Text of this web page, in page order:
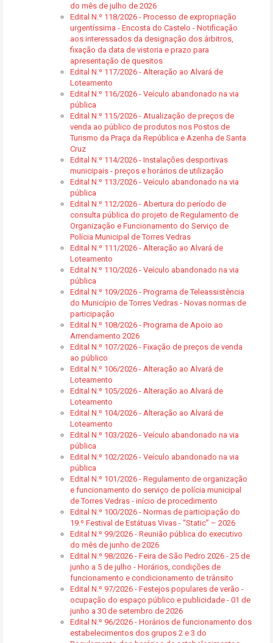
do mês de julho de 2026
Edital N.º 118/2026 - Processo de expropriação
urgentíssima - Encosta do Castelo - Notificação
aos interessados da designação dos árbitros,
fixação da data de vistoria e prazo para
apresentação de quesitos
Edital N.º 117/2026 - Alteração ao Alvará de
Loteamento
Edital N.º 116/2026 - Veículo abandonado na via
pública
Edital N.º 115/2026 - Atualização de preços de
venda ao público de produtos nos Postos de
Turismo da Praça da República e Azenha de Santa
Cruz
Edital N.º 114/2026 - Instalações desportivas
municipais - preços e horários de utilização
Edital N.º 113/2026 - Veículo abandonado na via
pública
Edital N.º 112/2026 - Abertura do período de
consulta pública do projeto de Regulamento de
Organização e Funcionamento do Serviço de
Polícia Municipal de Torres Vedras
Edital N.º 111/2026 - Alteração ao Alvará de
Loteamento
Edital N.º 110/2026 - Veículo abandonado na via
pública
Edital N.º 109/2026 - Programa de Teleassistência
do Município de Torres Vedras - Novas normas de
participação
Edital N.º 108/2026 - Programa de Apoio ao
Arrendamento 2026
Edital N.º 107/2026 - Fixação de preços de venda
ao público
Edital N.º 106/2026 - Alteração ao Alvará de
Loteamento
Edital N.º 105/2026 - Alteração ao Alvará de
Loteamento
Edital N.º 104/2026 - Alteração ao Alvará de
Loteamento
Edital N.º 103/2026 - Veículo abandonado na via
pública
Edital N.º 102/2026 - Veículo abandonado na via
pública
Edital N.º 101/2026 - Regulamento de organização
e funcionamento do serviço de polícia municipal
de Torres Vedras - início de procedimento
Edital N.º 100/2026 - Normas de participação do
19.º Festival de Estátuas Vivas - “Static” – 2026
Edital N.º 99/2026 - Reunião pública do executivo
do mês de junho de 2026
Edital N.º 98/2026 - Feira de São Pedro 2026 - 25 de
junho a 5 de julho - Horários, condições de
funcionamento e condicionamento de trânsito
Edital N.º 97/2026 - Festejos populares de verão -
ocupação do espaço público e publicidade - 01 de
junho a 30 de setembro de 2026
Edital N.º 96/2026 - Horários de funcionamento dos
estabelecimentos dos grupos 2 e 3 do